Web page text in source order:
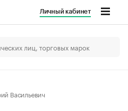
Личный кабинет
Васильевич